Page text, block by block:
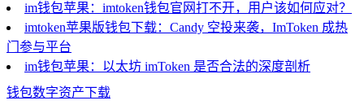
im钱包苹果：imtoken钱包官网打不开，用户该如何应对？
imtoken苹果版钱包下载：Candy 空投来袭，ImToken 成热
门参与平台
im钱包苹果：以太坊 imToken 是否合法的深度剖析
钱包数字资产下载